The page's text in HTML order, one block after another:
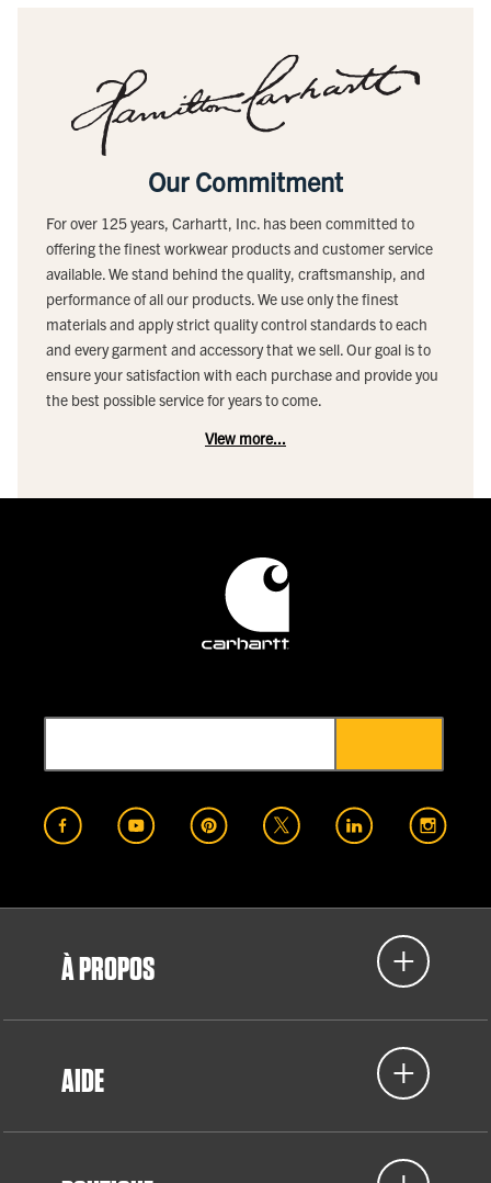
Our Commitment
For over 125 years, Carhartt, Inc. has been committed to
offering the finest workwear products and customer service
available. We stand behind the quality, craftsmanship, and
performance of all our products. We use only the finest
materials and apply strict quality control standards to each
and every garment and accessory that we sell. Our goal is to
ensure your satisfaction with each purchase and provide you
the best possible service for years to come.
View more...
À PROPOS
AIDE